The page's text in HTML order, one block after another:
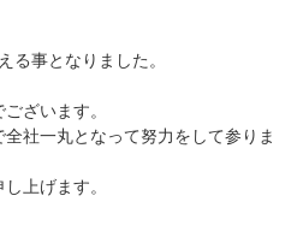
る事となりました。
ざいます。
社一丸となって努力をして参りま
上げます。